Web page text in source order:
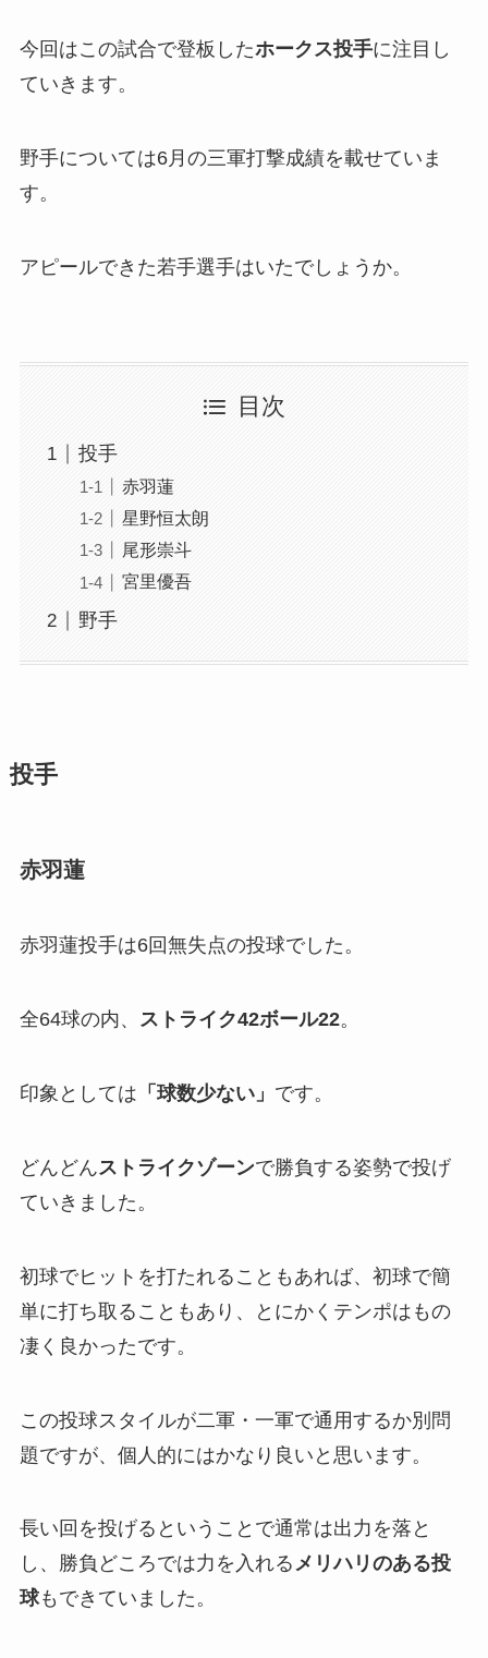
今回はこの試合で登板したホークス投手に注目し
ていきます。
野手については6月の三軍打撃成績を載せていま
す。
アピールできた若手選手はいたでしょうか。
目次
投手
赤羽蓮
星野恒太朗
尾形崇斗
宮里優吾
野手
投手
赤羽蓮
赤羽蓮投手は6回無失点の投球でした。
全64球の内、 ストライク42ボール22。
印象としては 「 球数少ない」 です。
どんどんストライクゾーンで勝負する姿勢で投げ
ていきました。
初球でヒットを打たれることもあれば、初球で簡
単に打ち取ることもあり、とにかくテンポはもの
凄く良かったです。
この投球スタイルが二軍・一軍で通用するか別問
題ですが、個人的にはかなり良いと思います。
長い回を投げるということで通常は出力を落と
し、勝負どころでは力を入れるメリハリのある投
球もできていました。